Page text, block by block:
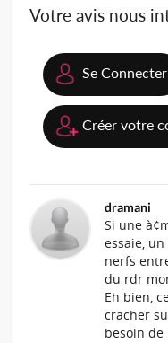
Votre avis nous
Se Connecter
Créer votre
dramani
Si une
essaie,
nerfs
du rdr
Eh bien,
cracher
besoin de